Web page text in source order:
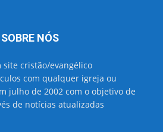
SOBRE NÓS
site cristão/evangélico
com qualquer igreja ou
julho de 2002 com o objetivo de
de notícias atualizadas